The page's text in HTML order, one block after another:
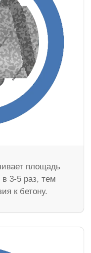
площадь
в 3-5 раз, тем
к бетону.